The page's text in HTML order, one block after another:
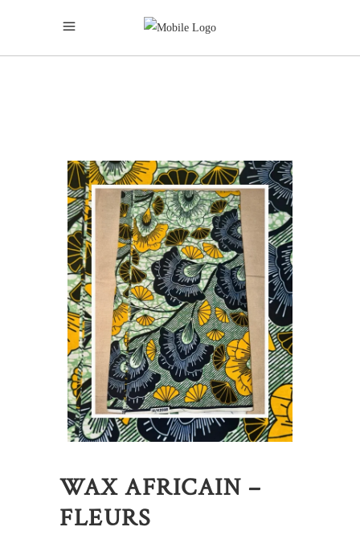
WAX AFRICAIN –
FLEURS